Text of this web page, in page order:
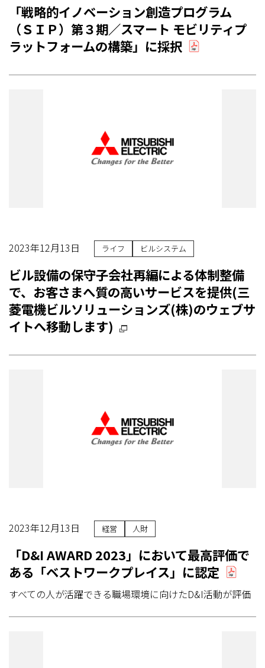
「戦略的イノベーション創造プログラム
（ＳＩＰ）第３期／スマート モビリティプ
ラットフォームの構築」に採択
2023年12月13日 ライフ ビルシステム
ビル設備の保守子会社再編による体制整備
で、お客さまへ質の高いサービスを提供(三
菱電機ビルソリューションズ(株)のウェブサ
イトへ移動します)
2023年12月13日 経営 人財
「D&I AWARD 2023」において最高評価で
ある「ベストワークプレイス」に認定
すべての人が活躍できる職場環境に向けたD&I活動が評価